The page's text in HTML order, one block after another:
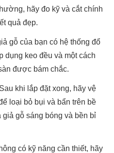
hãy đo kỹ và cắt chính
quả đẹp.
gỗ của bạn có hệ thống đổ
dụng keo đều và một cách
được bám chắc.
khi lắp đặt xong, hãy vệ
loại bỏ bụi và bẩn trên bề
gỗ sáng bóng và bền bỉ
có kỹ năng cần thiết, hãy